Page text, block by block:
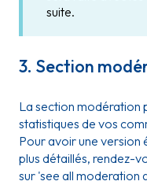
suite.
3. Section
La section modération
statistiques de vos
Pour avoir une version
plus détaillés, rendez-
sur 'see all moderation